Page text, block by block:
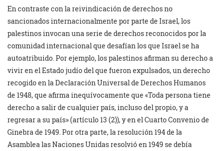
En contraste con la reivindicación de derechos no
sancionados internacionalmente por parte de Israel, los
palestinos invocan una serie de derechos reconocidos por la
comunidad internacional que desafían los que Israel se ha
autoatribuido. Por ejemplo, los palestinos afirman su derecho a
vivir en el Estado judío del que fueron expulsados, un derecho
recogido en la Declaración Universal de Derechos Humanos
de 1948, que afirma inequívocamente que «Toda persona tiene
derecho a salir de cualquier país, incluso del propio, y a
regresar a su país» (artículo 13 (2)), y en el Cuarto Convenio de
Ginebra de 1949. Por otra parte, la resolución 194 de la
Asamblea las Naciones Unidas resolvió en 1949 se debía